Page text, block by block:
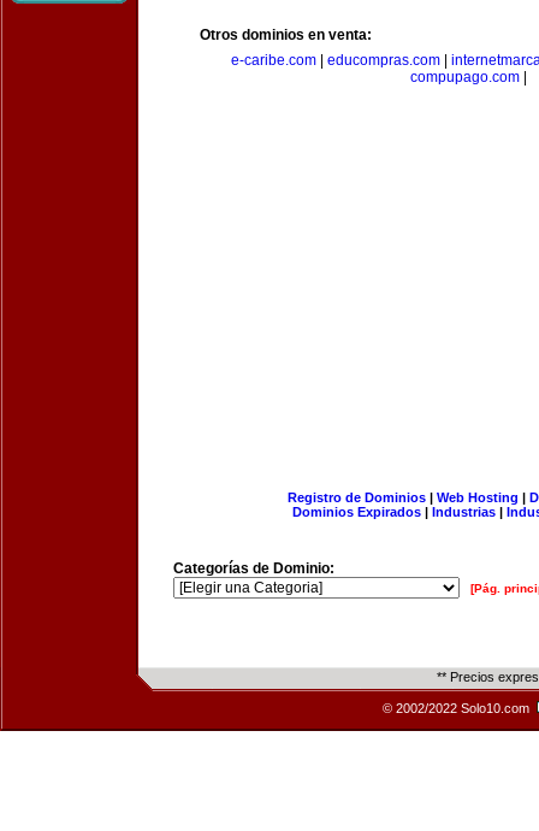
Otros dominios en venta:
e-caribe.com| educompras.com|
compupago.com|
Registro de Dominios| Web Hosting |
Dominios Expirados | Industrias |
Categorías de Dominio:
[Pág.
** Precios
© 2002/2022 Solo10.com